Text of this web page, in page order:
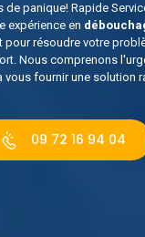
de panique! Rapide
expérience en
pour résoudre votre
Nous comprenons
vous fournir une solution
09 72 16 94 04